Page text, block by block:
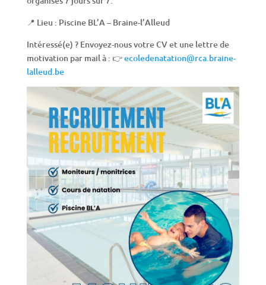
📍 Lieu : Piscine BL’A – Braine-l’Alleud
Intéressé(e) ? Envoyez-nous votre CV et une lettre de
motivation par mail à : 👉ecoledenatation@rca.braine-
lalleud.be